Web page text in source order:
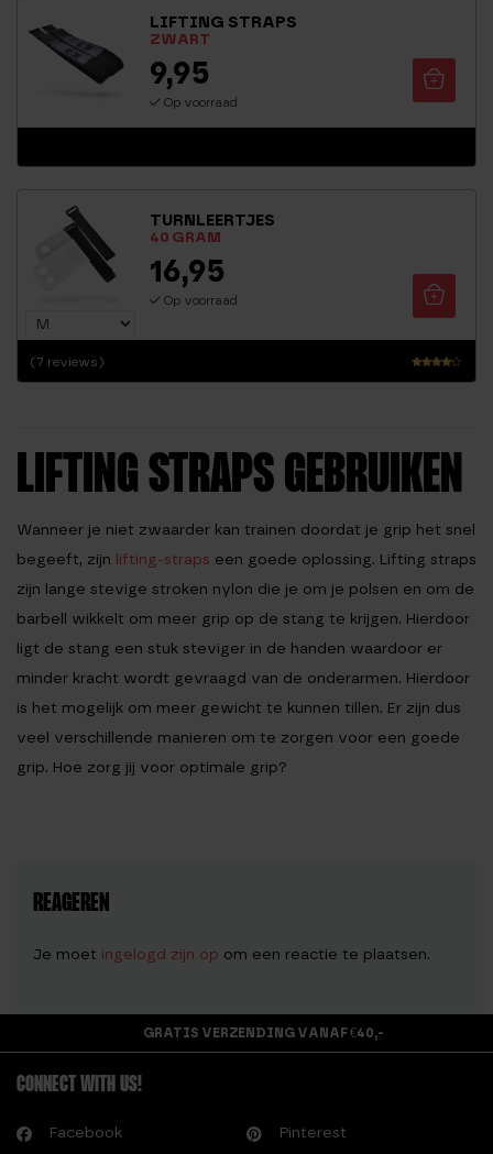
LIFTING STRAPS
ZWART
9,95
Op voorraad
TURNLEERTJES
40 GRAM
Waarder
(7 reviews)
16,95
Op voorraad
LIFTING STRAPS GEBRUIKEN
Wanneer je niet zwaarder kan trainen doordat je grip het snel
begeeft, zijn lifting-straps een goede oplossing. Lifting straps
zijn lange stevige stroken nylon die je om je polsen en om de
barbell wikkelt om meer grip op de stang te krijgen. Hierdoor
ligt de stang een stuk steviger in de handen waardoor er
minder kracht wordt gevraagd van de onderarmen. Hierdoor
is het mogelijk om meer gewicht te kunnen tillen. Er zijn dus
veel verschillende manieren om te zorgen voor een goede
grip. Hoe zorg jij voor optimale grip?
REAGEREN
Je moet ingelogd zijn op om een reactie te plaatsen.
GRATIS VERZENDING VANAF €40,-
CONNECT WITH US!
Facebook Pinterest